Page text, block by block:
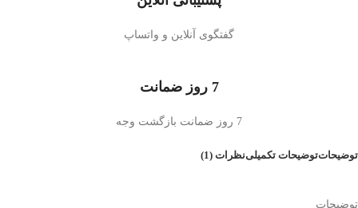
گفتگوی آنلاین و واتساپ
7 روز ضمانت
7 روز ضمانت بازگشت وجه
توضیحاتتوضیحات تکمیلینظرات (1)
توضیحات